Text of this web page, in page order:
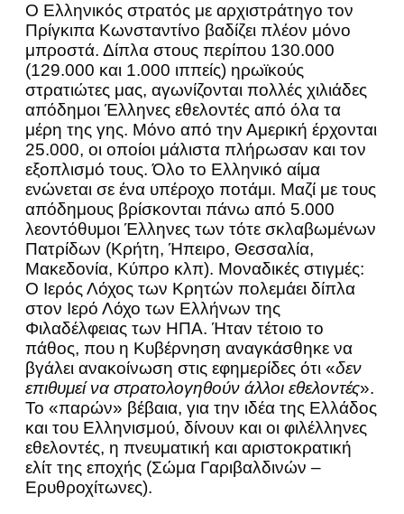
Ο Ελληνικός στρατός με αρχιστράτηγο τον
Πρίγκιπα Κωνσταντίνο βαδίζει πλέον μόνο
μπροστά. Δίπλα στους περίπου 130.000
(129.000 και 1.000 ιππείς) ηρωϊκούς
στρατιώτες μας, αγωνίζονται πολλές χιλιάδες
απόδημοι Έλληνες εθελοντές από όλα τα
μέρη της γης. Μόνο από την Αμερική έρχονται
25.000, οι οποίοι μάλιστα πλήρωσαν και τον
εξοπλισμό τους. Όλο το Ελληνικό αίμα
ενώνεται σε ένα υπέροχο ποτάμι. Μαζί με τους
απόδημους βρίσκονται πάνω από 5.000
λεοντόθυμοι Έλληνες των τότε σκλαβωμένων
Πατρίδων (Κρήτη, Ήπειρο, Θεσσαλία,
Μακεδονία, Κύπρο κλπ). Μοναδικές στιγμές:
Ο Ιερός Λόχος των Κρητών πολεμάει δίπλα
στον Ιερό Λόχο των Ελλήνων της
Φιλαδέλφειας των ΗΠΑ. Ήταν τέτοιο το
πάθος, που η Κυβέρνηση αναγκάσθηκε να
βγάλει ανακοίνωση στις εφημερίδες ότι «δεν
επιθυμεί να στρατολογηθούν άλλοι εθελοντές».
Το «παρών» βέβαια, για την ιδέα της Ελλάδος
και του Ελληνισμού, δίνουν και οι φιλέλληνες
εθελοντές, η πνευματική και αριστοκρατική
ελίτ της εποχής (Σώμα Γαριβαλδινών –
Ερυθροχίτωνες).